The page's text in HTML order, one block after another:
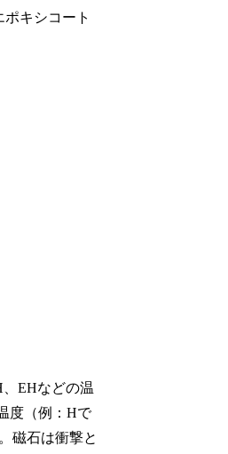
キシコート
EHなどの温
度（例：Hで
磁石は衝撃と